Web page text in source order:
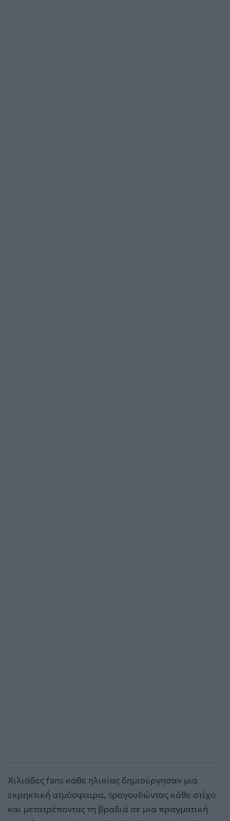
Χιλιάδες fans κάθε ηλικίας δημιούργησαν μια
εκρηκτική ατμόσφαιρα, τραγουδώντας κάθε στίχο
και μετατρέποντας τη βραδιά σε μια πραγματική